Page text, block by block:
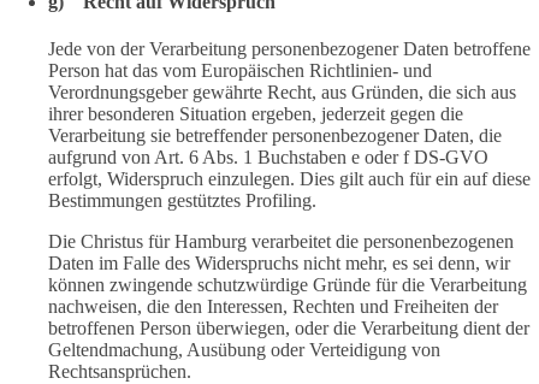
Jede von der Verarbeitung personenbezogener Daten betroffene
Person hat das vom Europäischen Richtlinien- und
Verordnungsgeber gewährte Recht, aus Gründen, die sich aus
ihrer besonderen Situation ergeben, jederzeit gegen die
Verarbeitung sie betreffender personenbezogener Daten, die
aufgrund von Art. 6 Abs. 1 Buchstaben e oder f DS-GVO
erfolgt, Widerspruch einzulegen. Dies gilt auch für ein auf diese
Bestimmungen gestütztes Profiling.
Die Christus für Hamburg verarbeitet die personenbezogenen
Daten im Falle des Widerspruchs nicht mehr, es sei denn, wir
können zwingende schutzwürdige Gründe für die Verarbeitung
nachweisen, die den Interessen, Rechten und Freiheiten der
betroffenen Person überwiegen, oder die Verarbeitung dient der
Geltendmachung, Ausübung oder Verteidigung von
Rechtsansprüchen.